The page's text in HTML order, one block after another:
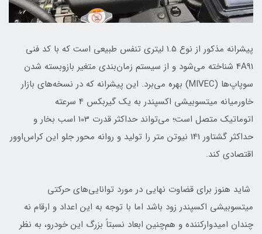
پیشرانه مذکور از نوع 1.5 لیتری تنفس طبیعی است که با کد فنی
4A91 شناخته می‌شود و از سیستم زمان‌بندی متغیر بازوبسته شدن
سوپاپ‌ها (MIVEC) بهره می‌برد. این پیشرانه که در نسخه‌های بازار
خاورمیانه میتسوبیشی اکسپندر به یک گیربکس 4 سرعته
اتوماتیک متصل است؛ می‌تواند حداکثر قدرت 103 اسب بخار و
حداکثر گشتاور 141 نیوتن‌ متر را تولید و روانه محور جلو این کراس‌اوور
اقتصادی کند.
شاید هنوز برای قضاوت نهایی در مورد توانایی‌های حرکتی
میتسوبیشی اکسپندر زود باشد اما با توجه به این اعداد و ارقام نه
چندان امیدوارکننده و هم‌چنین ابعاد نسبتاً بزرگ این خودرو، به نظر